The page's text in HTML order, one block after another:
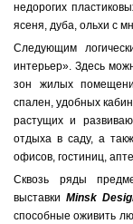
недорогих
ясеня, дуба, ольхи с
Следующим
интерьер». Здесь
зон жилых
спален, удобных
растущих и
отдыха в саду, а
офисов, гостиниц,
Сквозь ряды
выставкиMinsk
способные оживить